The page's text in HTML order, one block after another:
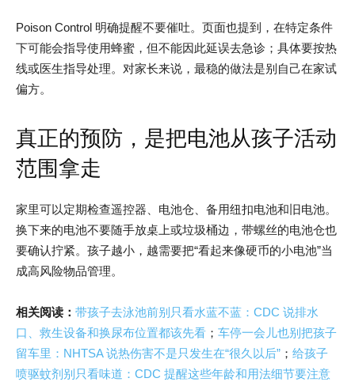
Poison Control 明确提醒不要催吐。页面也提到，在特定条件
下可能会指导使用蜂蜜，但不能因此延误去急诊；具体要按热
线或医生指导处理。对家长来说，最稳的做法是别自己在家试
偏方。
真正的预防，是把电池从孩子活动
范围拿走
家里可以定期检查遥控器、电池仓、备用纽扣电池和旧电池。
换下来的电池不要随手放桌上或垃圾桶边，带螺丝的电池仓也
要确认拧紧。孩子越小，越需要把“看起来像硬币的小电池”当
成高风险物品管理。
相关阅读： 带孩子去泳池前别只看水蓝不蓝：CDC 说排水
口、救生设备和换尿布位置都该先看 ； 车停一会儿也别把孩子
留车里：NHTSA 说热伤害不是只发生在“很久以后” ； 给孩子
喷驱蚊剂别只看味道：CDC 提醒这些年龄和用法细节要注意